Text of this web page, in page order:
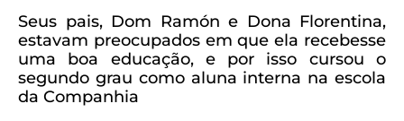
Seus pais, Dom Ramón e Dona Florentina,
estavam preocupados em que ela recebesse
uma boa educação, e por isso cursou o
segundo grau como aluna interna na escola
da Companhia